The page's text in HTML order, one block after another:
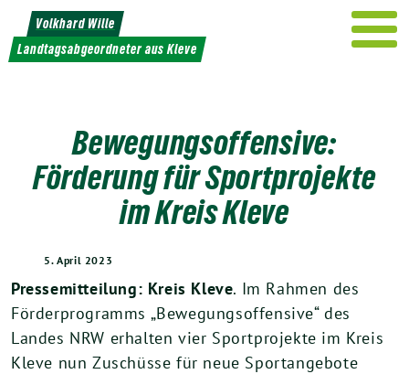
Weiter
zum
Inhalt
Volkhard Wille
Landtagsabgeordneter aus Kleve
Bewegungsoffensive:
Förderung für Sportprojekte
im Kreis Kleve
5. April 2023
Pressemitteilung: Kreis Kleve. Im Rahmen des
Förderprogramms „Bewegungsoffensive“ des
Landes NRW erhalten vier Sportprojekte im Kreis
Kleve nun Zuschüsse für neue Sportangebote